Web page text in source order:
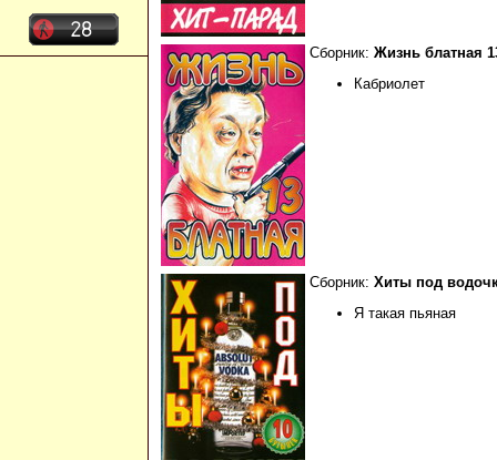
Сборник: Жизнь блатная
Кабриолет
Сборник: Хиты под
Я такая пьяная